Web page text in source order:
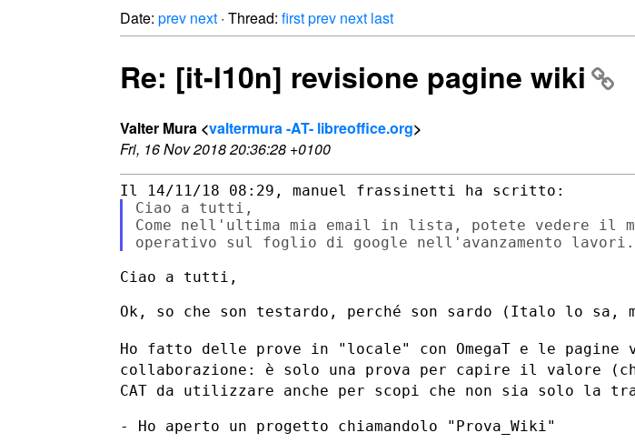
Date: prev next · Thread: firstprev next last
Re: [it-l10n] revisione pagine wiki
Valter Mura <valtermura -AT- libreoffice.org>
Fri, 16 Nov 2018 20:36:28 +0100
Ciao a tutti,
Come nell'ultima mia email in lista, potete vedere il
Ciao a tutti,
Ok, so che son testardo, perché son sardo (Italo lo sa,
Ho fatto delle prove in "locale" con OmegaT e le pagine
collaborazione: è solo una prova per capire il valore
CAT da utilizzare anche per scopi che non sia solo la
- Ho aperto un progetto chiamandolo "Prova_Wiki"